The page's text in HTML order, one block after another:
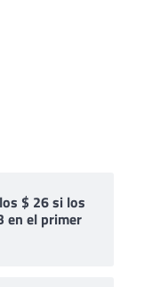
$ 26 si los
en el primer